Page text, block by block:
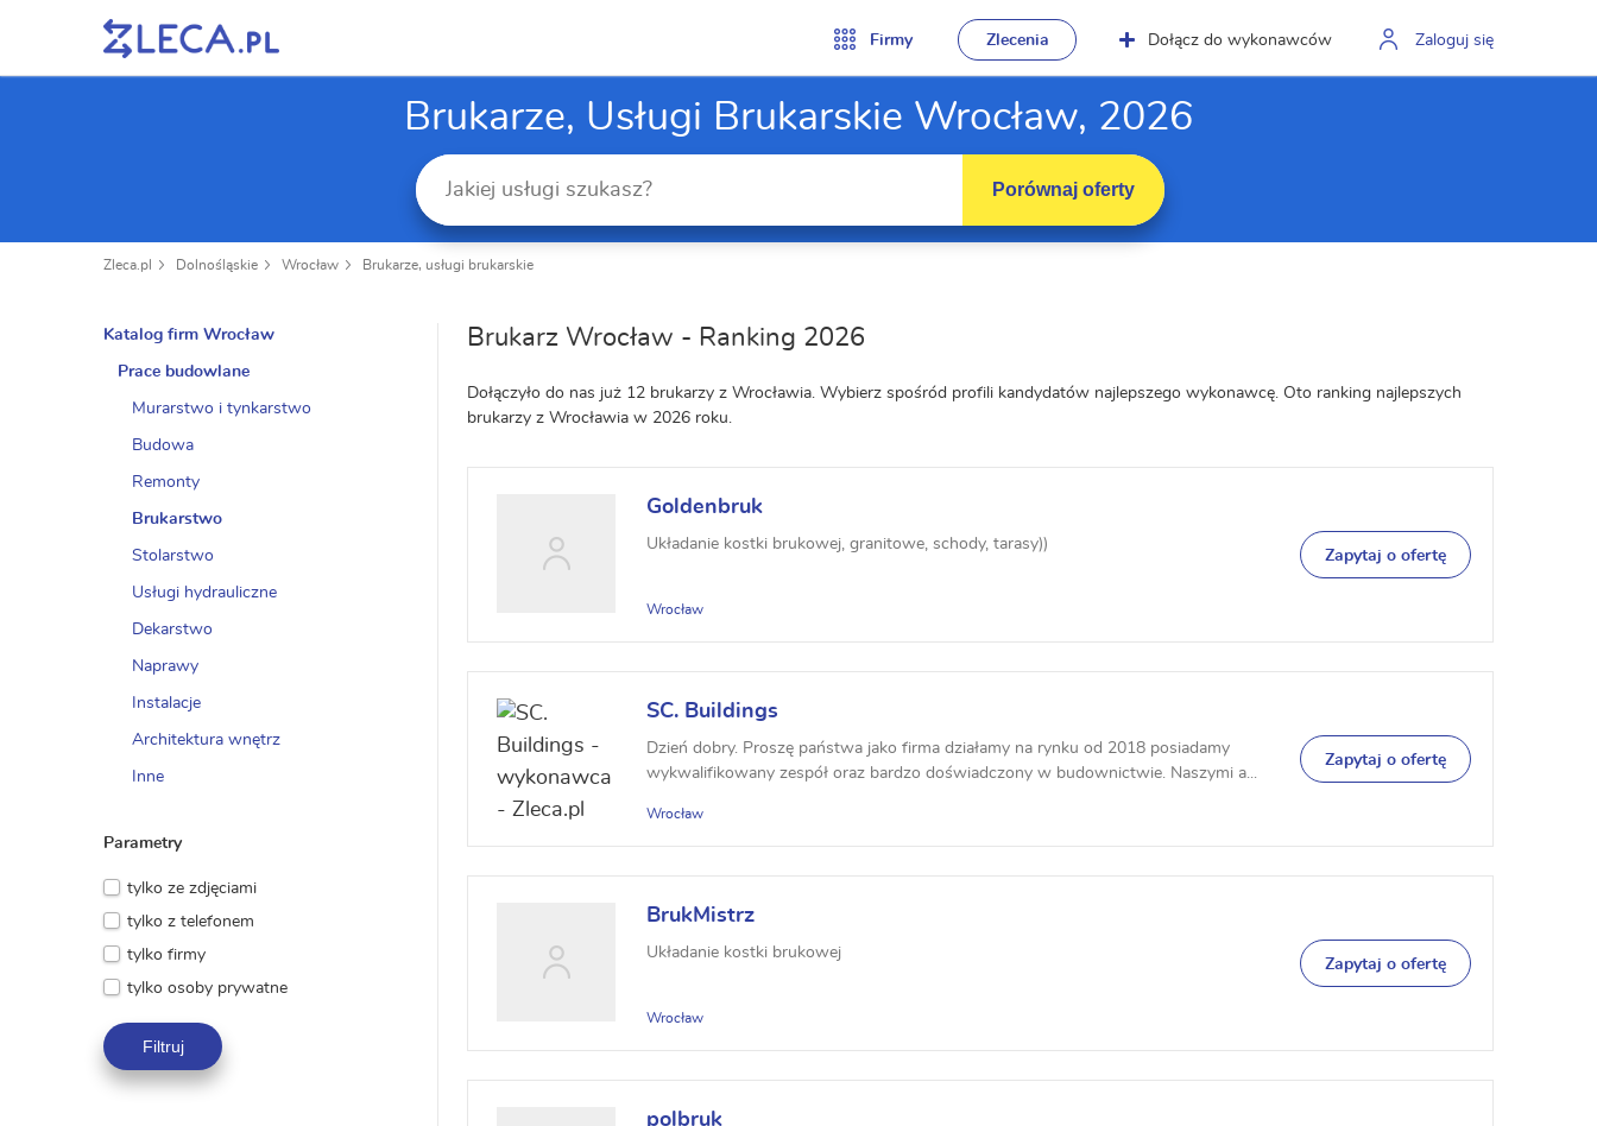
Firmy Zlecenia Dołącz do wykonawców Zaloguj się
Brukarze, Usługi Brukarskie Wrocław, 2026
Porównaj oferty
Zleca.pl Dolnośląskie Wrocław Brukarze, usługi brukarskie
Brukarz Wrocław - Ranking 2026
Dołączyło do nas już 12 brukarzy z Wrocławia. Wybierz spośród profili kandydatów najlepszego wykonawcę. Oto ranking najlepszych
brukarzy z Wrocławia w 2026 roku.
Goldenbruk
Układanie kostki brukowej, granitowe, schody, tarasy))
Wrocław
Zapytaj o ofertę
SC. Buildings
Dzień dobry. Proszę państwa jako firma działamy na rynku od 2018 posiadamy
wykwalifikowany zespół oraz bardzo doświadczony w budownictwie. Naszymi a...
Wrocław
Zapytaj o ofertę
BrukMistrz
Układanie kostki brukowej
Wrocław
Zapytaj o ofertę
polbruk
Katalog firm Wrocław
Prace budowlane
Murarstwo i tynkarstwo
Budowa
Remonty
Brukarstwo
Stolarstwo
Usługi hydrauliczne
Dekarstwo
Naprawy
Instalacje
Architektura wnętrz
Inne
Parametry
tylko ze zdjęciami
tylko z telefonem
tylko firmy
tylko osoby prywatne
Filtruj